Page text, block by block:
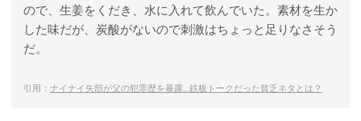
ので、生姜をくだき、水に入れて飲んでいた。素材を生か
した味だが、炭酸がないので刺激はちょっと足りなさそう
だ。
引用： ナイナイ矢部が父の犯罪歴を暴露…鉄板トークだった貧乏ネタとは？